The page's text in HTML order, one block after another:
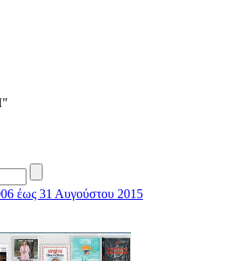
έως 31 Αυγούστου 2015